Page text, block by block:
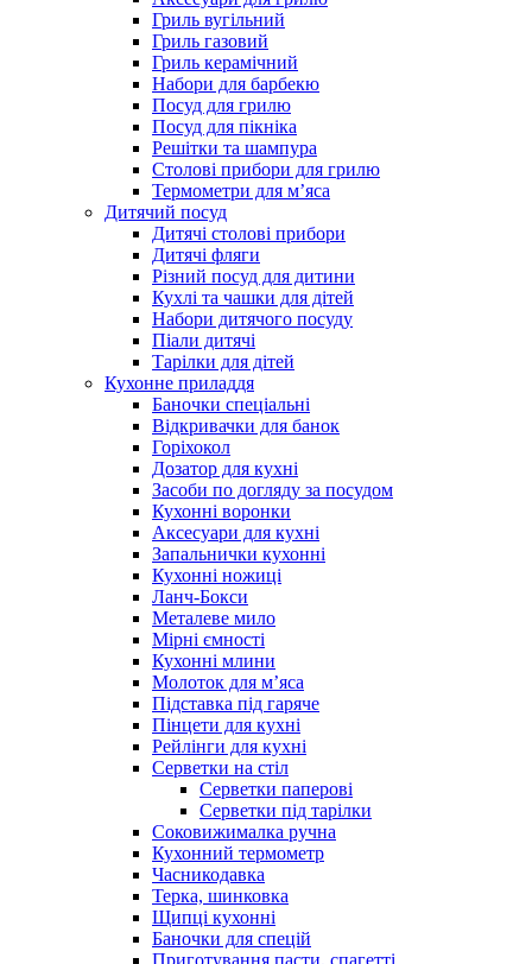
Гриль вугільний
Гриль газовий
Гриль керамічний
Набори для барбекю
Посуд для грилю
Посуд для пікніка
Решітки та шампура
Столові прибори для грилю
Термометри для м’яса
Дитячий посуд
Дитячі столові прибори
Дитячі фляги
Різний посуд для дитини
Кухлі та чашки для дітей
Набори дитячого посуду
Піали дитячі
Тарілки для дітей
Кухонне приладдя
Баночки спеціальні
Відкривачки для банок
Горіхокол
Дозатор для кухні
Засоби по догляду за посудом
Кухонні воронки
Аксесуари для кухні
Запальнички кухонні
Кухонні ножиці
Ланч-Бокси
Металеве мило
Мірні ємності
Кухонні млини
Молоток для м’яса
Підставка під гаряче
Пінцети для кухні
Рейлінги для кухні
Серветки на стіл
Серветки паперові
Серветки під тарілки
Соковижималка ручна
Кухонний термометр
Часникодавка
Терка, шинковка
Щипці кухонні
Баночки для спецій
Приготування пасти, спагетті